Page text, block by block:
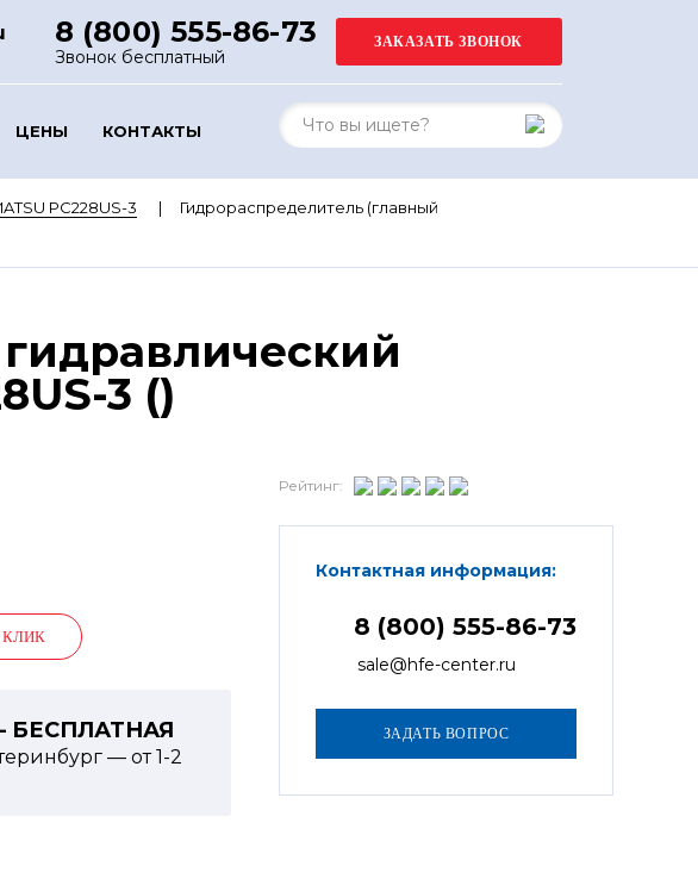
8 (800) 555-86-73
Звонок бесплатный
ЦЕНЫ КОНТАКТЫ
PC228US-3
Гидрораспределитель (главный
3 ()
КЛИК
БЕСПЛАТНАЯ
— от1-2
Рейтинг:
Контактная информация:
8 (800) 555-86-73
sale@hfe-center.ru